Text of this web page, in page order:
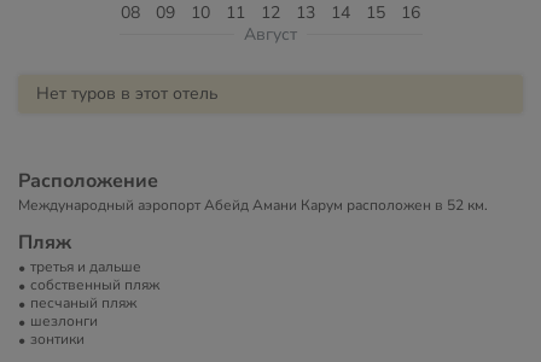
08 09 10 11 12 13 14 15 16
Август
Нет туров в этот отель
Расположение
Международный аэропорт Абейд Амани Карум расположен в 52 км.
Пляж
третья и дальше
собственный пляж
песчаный пляж
шезлонги
зонтики